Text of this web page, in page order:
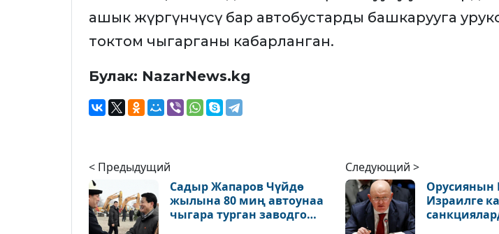
ашык жүргүнчүсү бар автобустарды башкарууга
токтом чыгарганы кабарланган.
Булак: NazarNews.kg
< Предыдущий
Садыр Жапаров Чүйдө
жылына 80 миң автоунаа
чыгара турган заводго
Следующий >
Орусиянын
Израилге